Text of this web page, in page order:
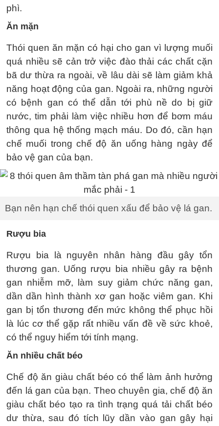
phì.
Ăn mặn
Thói quen ăn mặn có hại cho gan vì lượng muối
quá nhiều sẽ cản trở việc đào thải các chất cặn
bã dư thừa ra ngoài, về lâu dài sẽ làm giảm khả
năng hoạt động của gan. Ngoài ra, những người
có bệnh gan có thể dẫn tới phù nề do bị giữ
nước, tim phải làm việc nhiều hơn để bơm máu
thông qua hệ thống mạch máu. Do đó, cần hạn
chế muối trong chế độ ăn uống hàng ngày để
bảo vệ gan của bạn.
Bạn nên hạn chế thói quen xấu để bảo vệ lá gan.
Rượu bia
Rượu bia là nguyên nhân hàng đầu gây tổn
thương gan. Uống rượu bia nhiều gây ra bệnh
gan nhiễm mỡ, làm suy giảm chức năng gan,
dần dần hình thành xơ gan hoặc viêm gan. Khi
gan bị tổn thương đến mức không thể phục hồi
là lúc cơ thể gặp rất nhiều vấn đề về sức khoẻ,
có thể nguy hiểm tới tính mạng.
Ăn nhiều chất béo
Chế độ ăn giàu chất béo có thể làm ảnh hưởng
đến lá gan của bạn. Theo chuyên gia, chế độ ăn
giàu chất béo tạo ra tình trạng quá tải chất béo
dư thừa, sau đó tích lũy dần vào gan gây hại